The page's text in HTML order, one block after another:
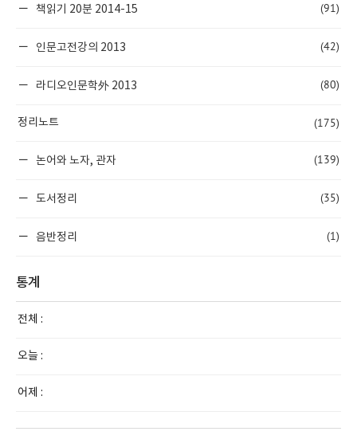
책읽기 20분 2014-15 (91)
인문고전강의 2013 (42)
라디오인문학外 2013 (80)
정리노트 (175)
논어와 노자, 관자 (139)
도서정리 (35)
음반정리 (1)
통계
전체 :
오늘 :
어제 :